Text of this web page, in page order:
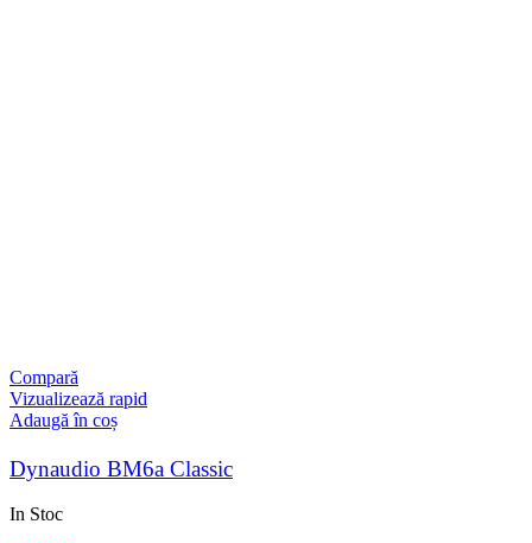
Compară
Vizualizează rapid
Adaugă în coș
Dynaudio BM6a Classic
In Stoc